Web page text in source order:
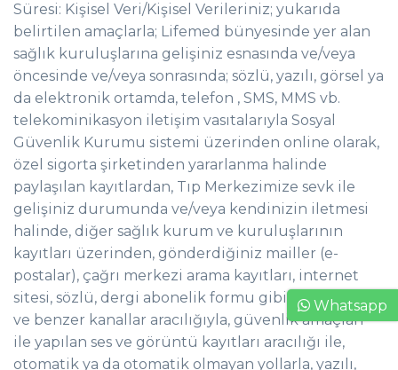
Süresi: Kişisel Veri/Kişisel Verileriniz; yukarıda
belirtilen amaçlarla; Lifemed bünyesinde yer alan
sağlık kuruluşlarına gelişiniz esnasında ve/veya
öncesinde ve/veya sonrasında; sözlü, yazılı, görsel ya
da elektronik ortamda, telefon , SMS, MMS vb.
telekominikasyon iletişim vasıtalarıyla Sosyal
Güvenlik Kurumu sistemi üzerinden online olarak,
özel sigorta şirketinden yararlanma halinde
paylaşılan kayıtlardan, Tıp Merkezimize sevk ile
gelişiniz durumunda ve/veya kendinizin iletmesi
halinde, diğer sağlık kurum ve kuruluşlarının
kayıtları üzerinden, gönderdiğiniz mailler (e-
postalar), çağrı merkezi arama kayıtları, internet
sitesi, sözlü, dergi abonelik formu gibi yazılı, basılı
ve benzer kanallar aracılığıyla, güvenlik amaçları
ile yapılan ses ve görüntü kayıtları aracılığı ile,
otomatik ya da otomatik olmayan yollarla, yazılı,
Whatsapp